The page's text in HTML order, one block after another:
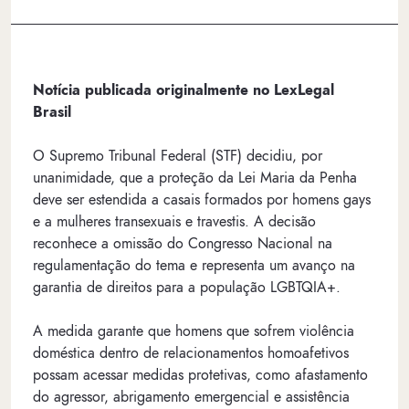
Notícia publicada originalmente no LexLegal
Brasil
O Supremo Tribunal Federal (STF) decidiu, por
unanimidade, que a proteção da Lei Maria da Penha
deve ser estendida a casais formados por homens gays
e a mulheres transexuais e travestis. A decisão
reconhece a omissão do Congresso Nacional na
regulamentação do tema e representa um avanço na
garantia de direitos para a população LGBTQIA+.
A medida garante que homens que sofrem violência
doméstica dentro de relacionamentos homoafetivos
possam acessar medidas protetivas, como afastamento
do agressor, abrigamento emergencial e assistência